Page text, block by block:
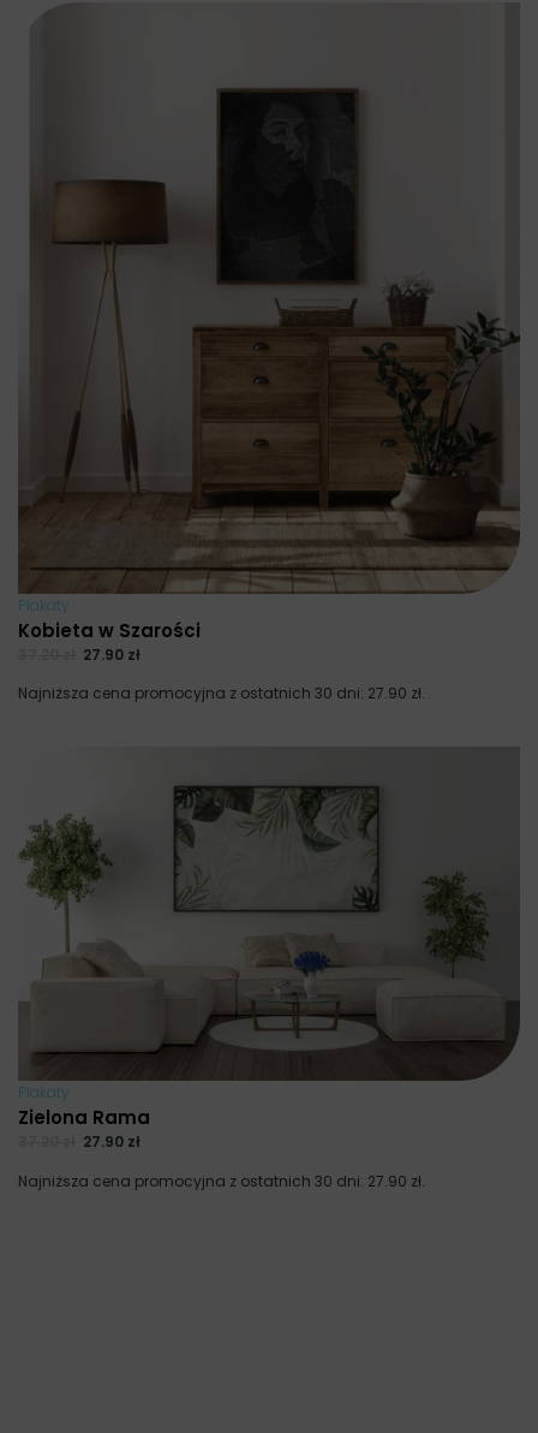
Plakaty
Kobieta w Szarości
27.90 zł
Najniższa cena promocyjna z ostatnich 30 dni: 27.90 zł.
Plakaty
Zielona Rama
27.90 zł
Najniższa cena promocyjna z ostatnich 30 dni: 27.90 zł.